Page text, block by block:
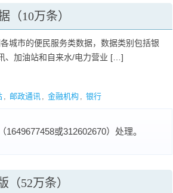
（10万条）
城市的便民服务类数据，数据类别包括银
、加油站和自来水/电力营业 […]
, 邮政通讯 , 金融机构 , 银行
或312602670）处理。
（52万条）